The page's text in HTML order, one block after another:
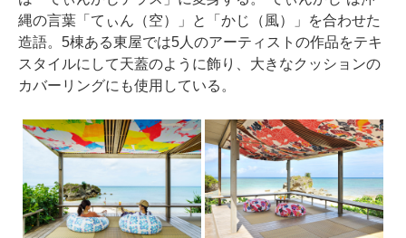
縄の言葉「てぃん（空）」と「かじ（風）」を合わせた
造語。5棟ある東屋では5人のアーティストの作品をテキ
スタイルにして天蓋のように飾り、大きなクッションの
カバーリングにも使用している。